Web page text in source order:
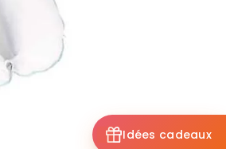
Idées cadeaux